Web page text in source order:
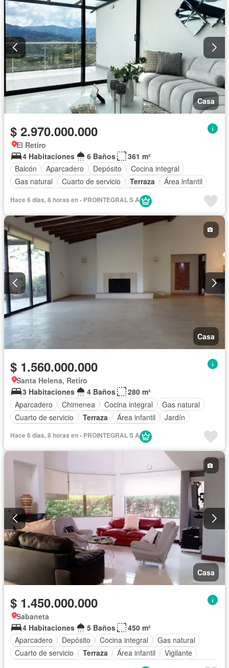
Casa
$ 2.970.000.000
El Retiro
4 Habitaciones
6 Baños
361 m²
Balcón
Aparcadero Depósito
Cocina integral
Gas natural
Cuarto de servicio Terraza
Área infantil
Gimnasio
Hace 6 días, 8 horas en - PROINTEGRAL S A
Casa
$ 1.560.000.000
Santa Helena, Retiro
3 Habitaciones
4 Baños
280 m²
Aparcadero
Chimenea Cocina integral
Gas natural
Cuarto de servicio
Terraza Área infantil
Jardín
Seguridad privada
Hace 6 días, 8 horas en - PROINTEGRAL S A
Casa
$ 1.450.000.000
Sabaneta
4 Habitaciones
5 Baños
450 m²
Aparcadero
Depósito Cocina integral
Gas natural
Cuarto de servicio
Terraza Área infantil
Vigilante
Seguridad privada Piscina